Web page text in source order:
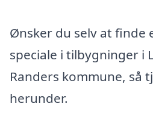
Ønsker du selv at finde
speciale i tilbygninger i
Randers kommune, så
herunder.